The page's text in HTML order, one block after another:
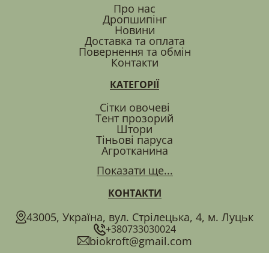
Про нас
Дропшипінг
Новини
Доставка та оплата
Повернення та обмін
Контакти
КАТЕГОРІЇ
Сітки овочеві
Тент прозорий
Штори
Тіньові паруса
Агротканина
Показати ще...
КОНТАКТИ
43005, Україна, вул. Стрілецька, 4, м. Луцьк
+380733030024
biokroft@gmail.com